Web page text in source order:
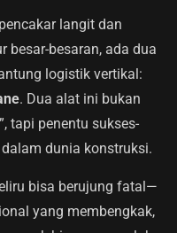
langit dan
besar-besaran, ada dua
logistik vertikal:
. Dua alat ini bukan
tapi penentu sukses-
dunia konstruksi.
bisa berujung fatal—
yang membengkak,